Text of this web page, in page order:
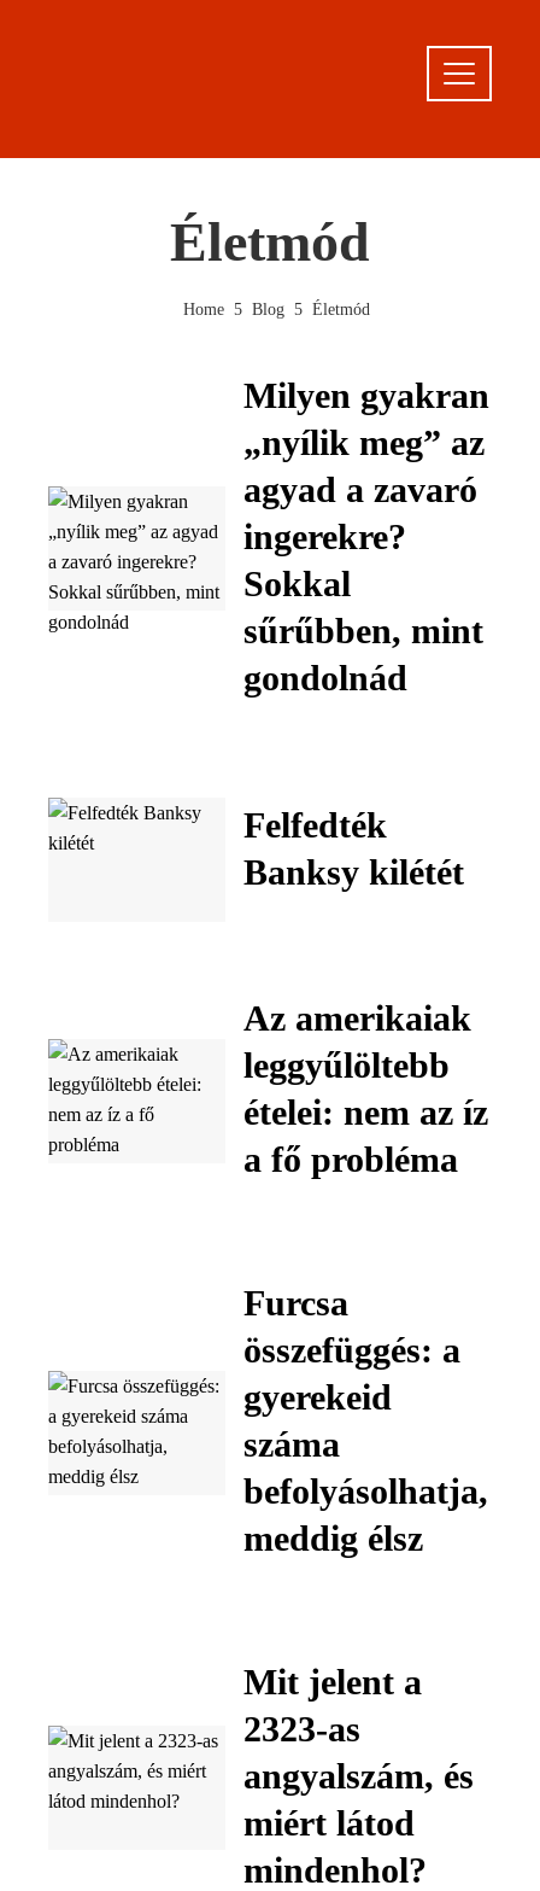
Életmód
Home Blog Életmód
Milyen gyakran
„nyílik meg” az
agyad a zavaró
ingerekre?
Sokkal
sűrűbben, mint
gondolnád
Felfedték
Banksy kilétét
Az amerikaiak
leggyűlöltebb
ételei: nem az íz
a fő probléma
Furcsa
összefüggés: a
gyerekeid
száma
befolyásolhatja,
meddig élsz
Mit jelent a
2323-as
angyalszám, és
miért látod
mindenhol?